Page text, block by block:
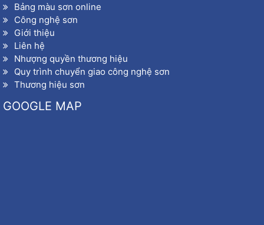
Bảng màu sơn online
Công nghệ sơn
Giới thiệu
Liên hệ
Nhượng quyền thương hiệu
Quy trình chuyển giao công nghệ sơn
Thương hiệu sơn
GOOGLE MAP